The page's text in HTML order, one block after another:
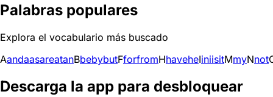
Palabras populares
Explora el vocabulario más buscado
AandaasareatanBbebybutFforfromHhaveheIiniisitMmyNnot
Descarga la app para desbloquear